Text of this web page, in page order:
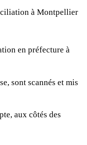
à Montpellier
en préfecture à
sont scannés et mis
aux côtés des